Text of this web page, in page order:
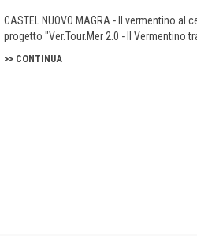
CASTEL NUOVO MAGRA - Il vermentino
progetto "Ver.Tour.Mer 2.0 - Il Vermentino
>> CONTINUA